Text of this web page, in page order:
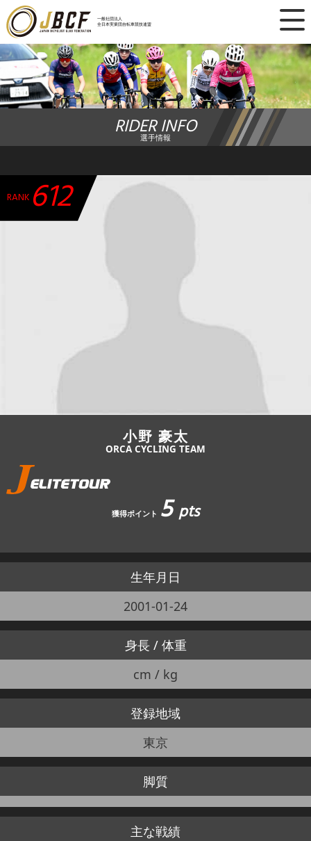
一般社団法人
全日本実業団自転車競技連盟
×
ニュース
レース日程
ランキング
チーム・選手
加盟・登録
エントリー
JBCF ROAD SERIESとは
RIDER INFO
選手情報
RANK 612
小野 豪太
ORCA CYCLING TEAM
獲得ポイント 5pts
生年月日
2001-01-24
身長 / 体重
cm / kg
登録地域
東京
脚質
主な戦績